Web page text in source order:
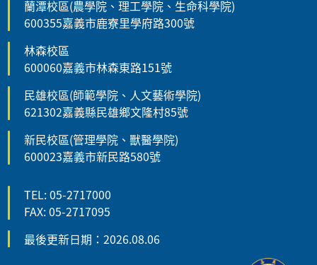
蘭潭校區(農學院、理工學院、生命科學院)
600355嘉義市鹿寮里學府路300號
林森校區
600060嘉義市林森東路151號
民雄校區(師範學院、人文藝術學院)
621302嘉義縣民雄鄉文隆村85號
新民校區(管理學院、獸醫學院)
600023嘉義市新民路580號
TEL: 05-2717000
FAX: 05-2717095
最後更新日期：2026.08.06